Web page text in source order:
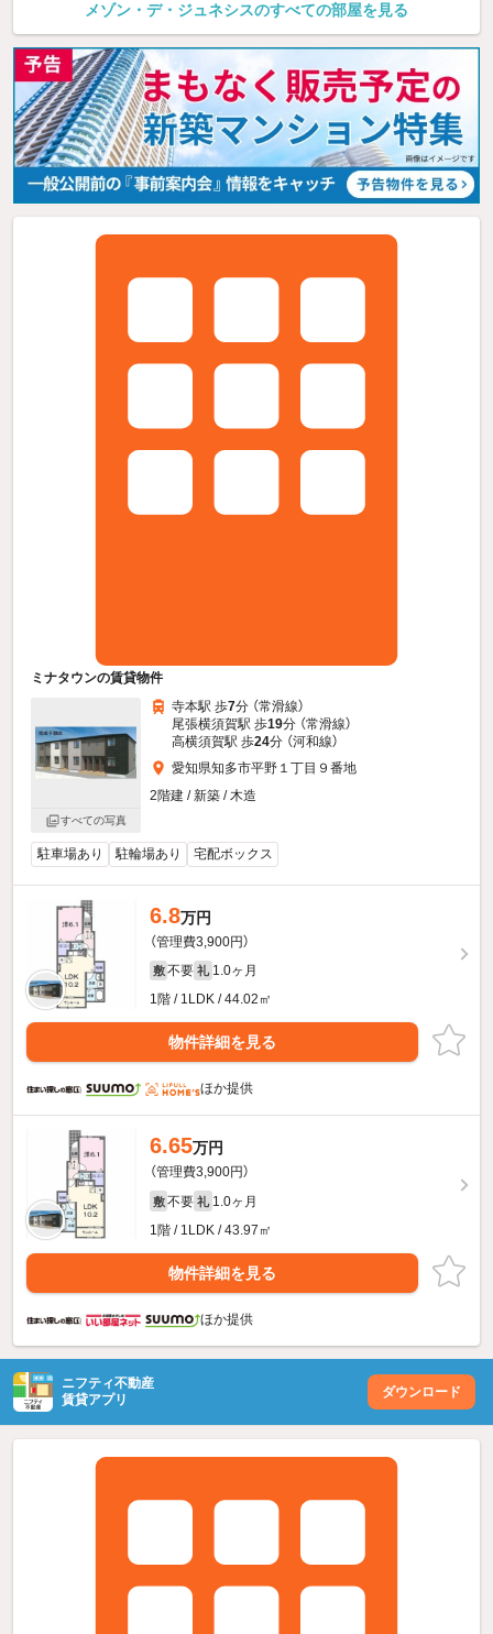
メゾン・デ・ジュネシスのすべての部屋を見る
ミナタウンの賃貸物件
すべての写真
寺本駅 歩7分 （常滑線）
尾張横須賀駅 歩19分 （常滑線）
高横須賀駅 歩24分 （河和線）
愛知県知多市平野１丁目９番地
2階建 / 新築 / 木造
駐車場あり 駐輪場あり 宅配ボックス
6.8万円
（管理費3,900円）
敷 不要 礼 1.0ヶ月
1階 / 1LDK / 44.02㎡
物件詳細を見る
ほか提供
6.65万円
（管理費3,900円）
敷 不要 礼 1.0ヶ月
1階 / 1LDK / 43.97㎡
物件詳細を見る
ほか提供
ニフティ不動産
賃貸アプリ
ダウンロード